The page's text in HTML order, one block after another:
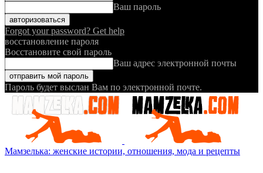
Ваш пароль
Forgot your password? Get help
восстановление пароля
Восстановите свой пароль
Ваш адрес электронной почты
Пароль будет выслан Вам по электронной почте.
Мамзелька: женские истории, отношения, мода и рецепты